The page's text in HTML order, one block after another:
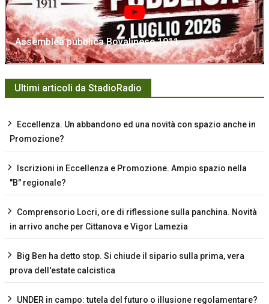
Assemblea pubblica Bovalinese 1911
Ultimi articoli da StadioRadio
Eccellenza. Un abbandono ed una novità con spazio anche in
Promozione?
Iscrizioni in Eccellenza e Promozione. Ampio spazio nella
"B" regionale?
Comprensorio Locri, ore di riflessione sulla panchina. Novità
in arrivo anche per Cittanova e Vigor Lamezia
Big Ben ha detto stop. Si chiude il sipario sulla prima, vera
prova dell'estate calcistica
UNDER in campo: tutela del futuro o illusione regolamentare?